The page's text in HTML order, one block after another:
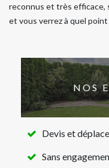
reconnus et très efficace,
et vous verrez à quel
NOS
Devis et
Sans